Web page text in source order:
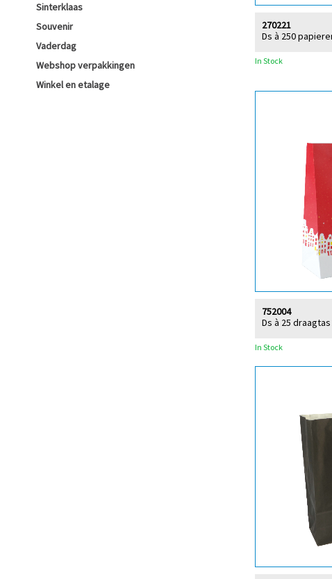
Sinterklaas
Souvenir
Vaderdag
Webshop verpakkingen
Winkel en etalage
Ds à 250
270221
In Stock
Ds à 25
752004
In Stock